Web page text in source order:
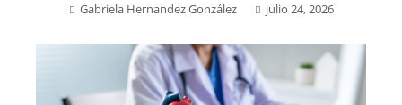
Gabriela Hernandez González julio 24, 2026